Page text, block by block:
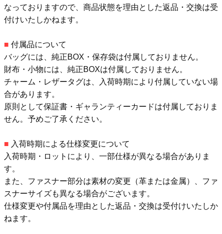
なっておりますので、商品状態を理由とした返品・交換は受
付けいたしかねます。
■ 付属品について
バッグには、純正BOX・保存袋は付属しておりません。
財布・小物には、純正BOXは付属しておりません。
チャーム・レザータグは、入荷時期により付属していない場
合があります。
原則として保証書・ギャランティーカードは付属しておりま
せん。予めご了承ください。
■ 入荷時期による仕様変更について
入荷時期・ロットにより、一部仕様が異なる場合がありま
す。
また、ファスナー部分は素材の変更（革または金属）、ファ
スナーサイズも異なる場合がございます。
仕様変更や付属品を理由とした返品・交換は受付けいたしか
ねます。